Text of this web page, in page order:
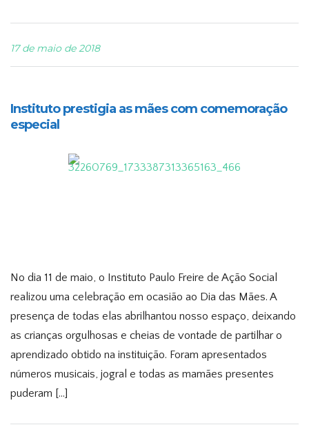
17 de maio de 2018
Instituto prestigia as mães com comemoração
especial
No dia 11 de maio, o Instituto Paulo Freire de Ação Social
realizou uma celebração em ocasião ao Dia das Mães. A
presença de todas elas abrilhantou nosso espaço, deixando
as crianças orgulhosas e cheias de vontade de partilhar o
aprendizado obtido na instituição. Foram apresentados
números musicais, jogral e todas as mamães presentes
puderam […]